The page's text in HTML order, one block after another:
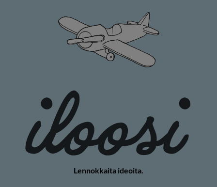
Lennokkaita ideoita.